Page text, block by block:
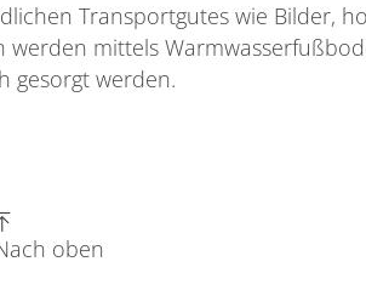
Transportgutes wie Bilder,
mittels
gesorgt werden.
oben